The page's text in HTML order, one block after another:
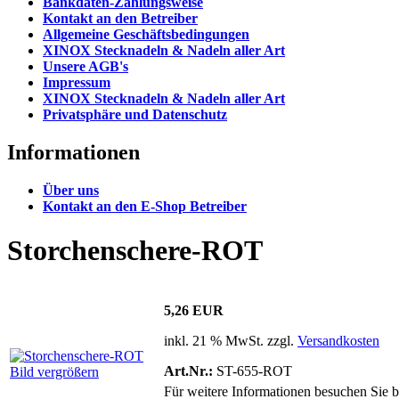
Kontakt an den Betreiber
Allgemeine Geschäftsbedingungen
XINOX Stecknadeln & Nadeln aller Art
Unsere AGB's
Impressum
XINOX Stecknadeln & Nadeln aller Art
Privatsphäre und Datenschutz
Informationen
Über uns
Kontakt an den E-Shop Betreiber
Storchenschere-ROT
Bild vergrößern
5,26 EUR
inkl. 21 % MwSt. zzgl. Versandkosten
Art.Nr.: ST-655-ROT
Für weitere Informationen besuchen Sie